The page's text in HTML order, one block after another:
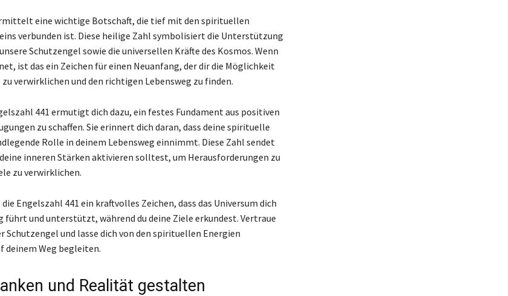
eine wichtige Botschaft, die tief mit den spirituellen
verbunden ist. Diese heilige Zahl symbolisiert die Unterstützung
Schutzengel sowie die universellen Kräfte des Kosmos. Wenn
ist das ein Zeichen für einen Neuanfang, der dir die Möglichkeit
verwirklichen und den richtigen Lebensweg zu finden.
441 ermutigt dich dazu, ein festes Fundament aus positiven
zu schaffen. Sie erinnert dich daran, dass deine spirituelle
Rolle in deinem Lebensweg einnimmt. Diese Zahl sendet
inneren Stärken aktivieren solltest, um Herausforderungen zu
zu verwirklichen.
Engelszahl 441 ein kraftvolles Zeichen, dass das Universum dich
führt und unterstützt, während du deine Ziele erkundest. Vertraue
Schutzengel und lasse dich von den spirituellen Energien
deinem Weg begleiten.
und Realität gestalten